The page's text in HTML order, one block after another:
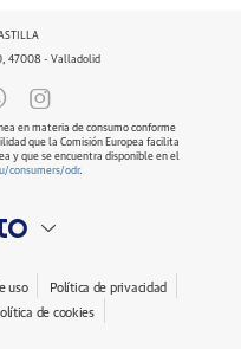
47008 - Valladolid
en materia de consumo conforme
que la Comisión Europea facilita
y que se encuentra disponible en el
consumers/odr.
uso
Política de privacidad
de cookies